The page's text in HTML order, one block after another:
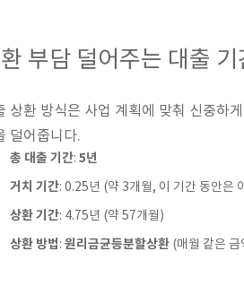
부담 덜어주는 대출 기
상환 방식은 사업 계획에 맞춰 신중하
덜어줍니다.
총 대출 기간: 5년
거치 기간: 0.25년 (약 3개월, 이 기간 동안은
상환 기간: 4.75년 (약 57개월)
상환 방법: 원리금균등분할상환 (매월 같은